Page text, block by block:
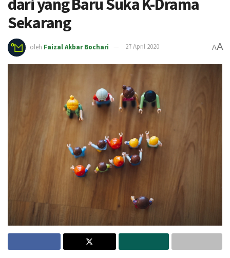
dari yang Baru Suka K-Drama
Sekarang
oleh Faizal Akbar Bochari 27 April 2020 AA